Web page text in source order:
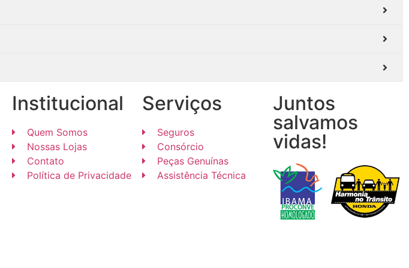
Institucional
Quem Somos
Nossas Lojas
Contato
Política de Privacidade
Serviços
Seguros
Consórcio
Peças Genuínas
Assistência Técnica
Juntos
salvamos
vidas!